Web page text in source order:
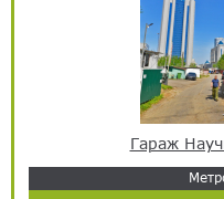
Гараж